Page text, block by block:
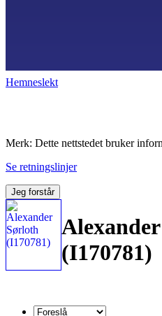
Hemneslekt
Merk: Dette nettstedet bruker
Se retningslinjer
Jeg forstår
(I170781)